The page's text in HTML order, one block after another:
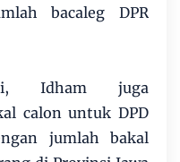
bacaleg DPR
Idham juga
calon untuk DPD
jumlah bakal